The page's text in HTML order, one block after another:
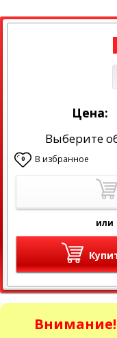
Цена:
Выберите
0 В избранное
или
Внимание!